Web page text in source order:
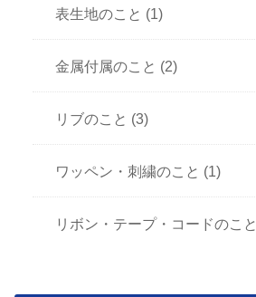
表生地のこと (1)
金属付属のこと (2)
リブのこと (3)
ワッペン・刺繍のこと (1)
リボン・テープ・コードのこと